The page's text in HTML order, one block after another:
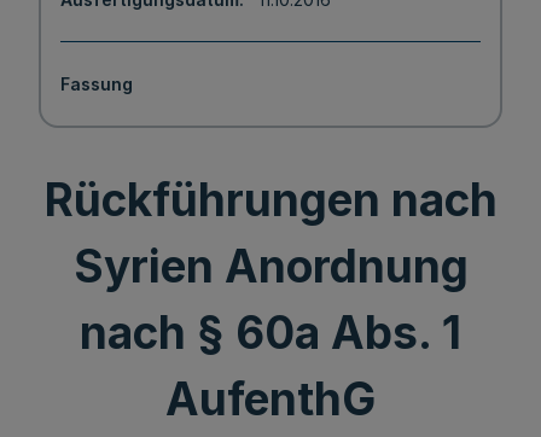
Fassung
Rückführungen nach
Syrien Anordnung
nach § 60a Abs. 1
AufenthG